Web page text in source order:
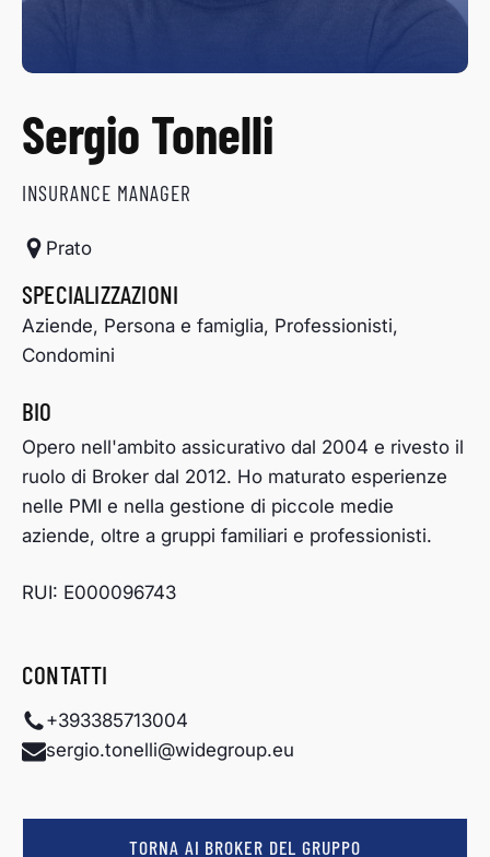
Sergio Tonelli
INSURANCE MANAGER
Prato
SPECIALIZZAZIONI
Aziende, Persona e famiglia, Professionisti,
Condomini
BIO
Opero nell'ambito assicurativo dal 2004 e rivesto il
ruolo di Broker dal 2012. Ho maturato esperienze
nelle PMI e nella gestione di piccole medie
aziende, oltre a gruppi familiari e professionisti.
RUI: E000096743
CONTATTI
+393385713004
sergio.tonelli@widegroup.eu
TORNA AI BROKER DEL GRUPPO